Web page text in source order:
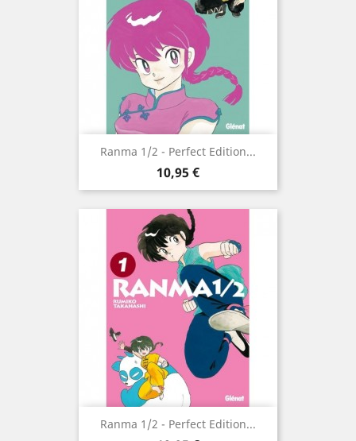
Ranma 1/2 - Perfect Edition...
Prix
10,95 €
Ranma 1/2 - Perfect Edition...